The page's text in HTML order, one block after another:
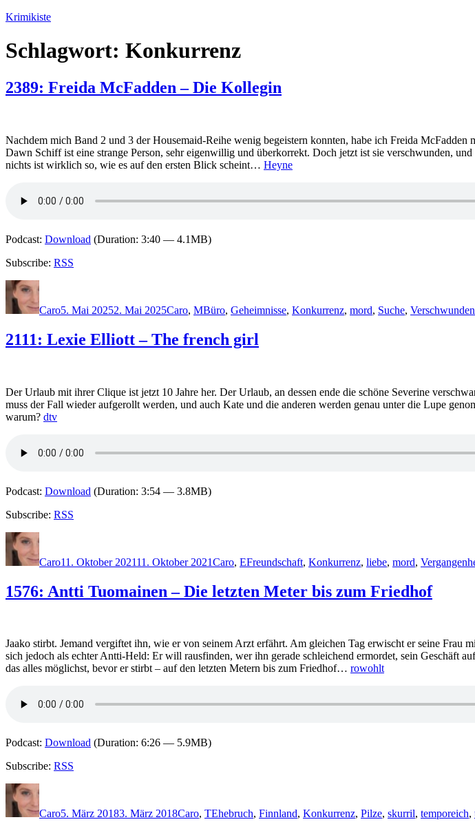
Zum
springen
Krimikiste
Schlagwort: Konkurrenz
2389: Freida McFadden – Die Kollegin
Nachdem mich Band 2 und 3 der Housemaid-Reihe wenig begeistern konnten, habe ich Freida
Dawn Schiff ist eine strange Person, sehr eigenwillig und überkorrekt. Doch jetzt ist sie verschwunden,
nichts ist wirklich so, wie es auf den ersten Blick scheint… Heyne
Podcast: Download (Duration: 3:40 — 4.1MB)
Subscribe: RSS
Autor
Caro5. Mai 20252. Mai 2025Caro, MBüro, Geheimnisse, Konkurrenz, mord, Suche,
2111: Lexie Elliott – The french girl
Der Urlaub mit ihrer Clique ist jetzt 10 Jahre her. Der Urlaub, an dessen ende die schöne Severine
muss der Fall wieder aufgerollt werden, und auch Kate und die anderen werden genau unter die Lupe
warum? dtv
Podcast: Download (Duration: 3:54 — 3.8MB)
Subscribe: RSS
Autor
Caro11. Oktober 202111. Oktober 2021Caro, EFreundschaft, Konkurrenz, liebe, mord,
1576: Antti Tuomainen – Die letzten Meter bis zum Friedhof
Jaako stirbt. Jemand vergiftet ihn, wie er von seinem Arzt erfährt. Am gleichen Tag erwischt er seine
sich jedoch als echter Antti-Held: Er will rausfinden, wer ihn gerade schleichend ermordet, sein Geschäft
das alles möglichst, bevor er stirbt – auf den letzten Metern bis zum Friedhof… rowohlt
Podcast: Download (Duration: 6:26 — 5.9MB)
Subscribe: RSS
Autor
Caro5. März 20183. März 2018Caro, TEhebruch, Finnland, Konkurrenz, Pilze, skurril, temporeich,